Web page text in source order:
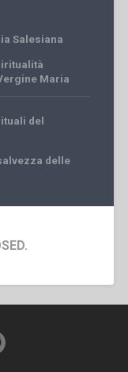
Salesiana
Maria
del
delle